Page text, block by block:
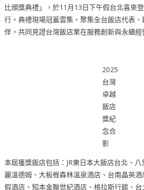
比頒獎典禮」，於11月13日下午假台北喜來
行。典禮現場冠蓋雲集，聚集全台飯店代表
伴，共同見證台灣飯店業在服務創新與永續經
2025
台灣
卓越
飯店
獎紀
念合
影
本屆獲獎飯店包括：JR東日本大飯店台北、
麗溫德姆、大板根森林溫泉酒店、台南晶英
假酒店、知本金聯世紀酒店、格拉斯行館、